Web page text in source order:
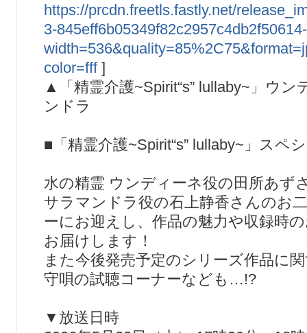
https://prcdn.freetls.fastly.net/
3-
color=fff]
▲「精霊介護~Spirit“s” lullaby~」ウン
ンドラ
■「精霊介護~Spirit“s” lullaby~」スペ
水の精霊 ウンディーネ役の田所あず
サラマンドラ役の石上静香さんのお
ーにお迎えし、作品の魅力や収録時
お届けします！
また今後発売予定のシリーズ作品に
守唄の試聴コーナーなども…!?
▼放送日時